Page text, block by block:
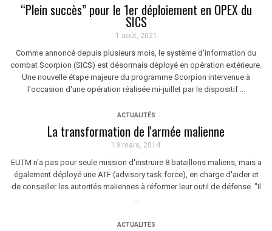
“Plein succès” pour le 1er déploiement en OPEX du
SICS
1 août, 2021
Comme annoncé depuis plusieurs mois, le système d'information du
combat Scorpion (SICS) est désormais déployé en opération extérieure.
Une nouvelle étape majeure du programme Scorpion intervenue à
l'occasion d'une opération réalisée mi-juillet par le dispositif ...
ACTUALITÉS
La transformation de l'armée malienne
19 mars, 2014
EUTM n'a pas pour seule mission d'instruire 8 bataillons maliens, mais a
également déployé une ATF (advisory task force), en charge d'aider et
de conseiller les autorités maliennes à réformer leur outil de défense. "Il
...
ACTUALITÉS